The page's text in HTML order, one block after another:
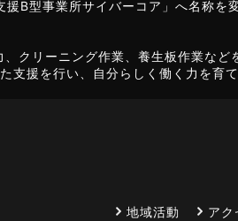
援B型事業所サイバーコア」へ名称を
クリーニング作業、養生板作業など
支援を行い、自分らしく働く力を育て
地域活動 アク